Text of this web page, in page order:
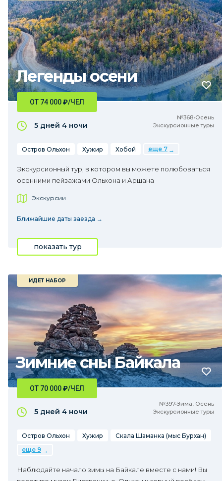
Легенды осени
№368•Осень
Экскурсионные туры
ОТ 74 000₽/ЧЕЛ
5 дней 4 ночи
Остров Ольхон Хужир Хобой еще 7
Экскурсионный тур, в котором вы можете полюбоваться
осенними пейзажами Ольхона и Аршана
Экскурсии
Ближайшие даты заезда →
показать тур
Зимние сны Байкала
ИДЕТ НАБОР
№397•Зима, Осень
Экскурсионные туры
ОТ 70 000₽/ЧЕЛ
5 дней 4 ночи
Остров Ольхон Хужир
Скала Шаманка (мыс Бурхан)
еще 9
Наблюдайте начало зимы на Байкале вместе с нами! Вы